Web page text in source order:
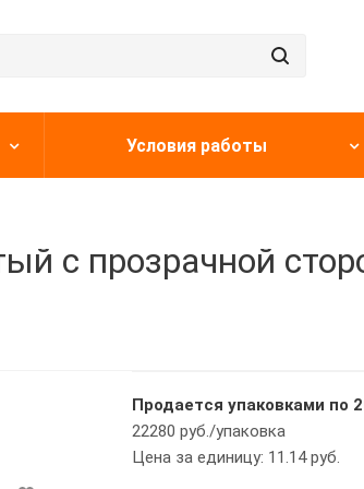
Условия работы
с прозрачной
Продается упаковками по
22280 руб./упаковка
Цена за единицу: 11.14 руб.